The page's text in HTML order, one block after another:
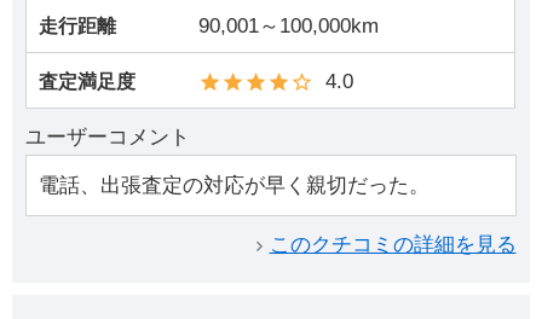
走行距離 90,001～100,000km
査定満足度 4.0
ユーザーコメント
電話、出張査定の対応が早く親切だった。
このクチコミの詳細を見る